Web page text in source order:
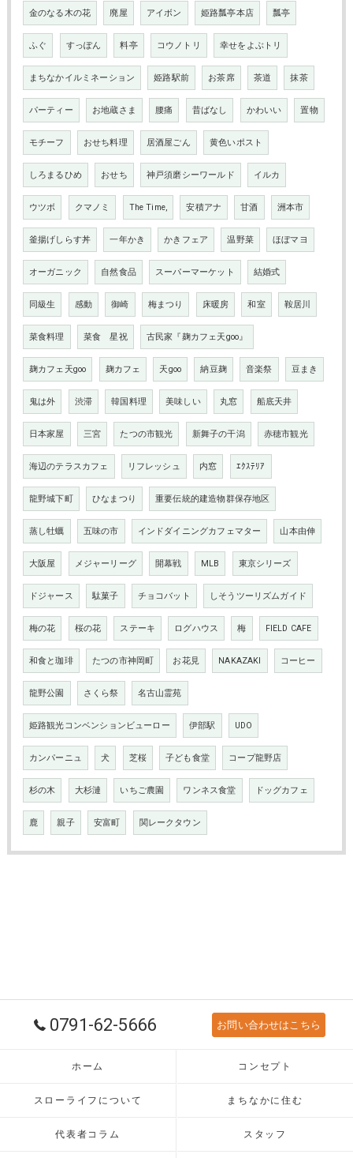
金のなる木の花 廃屋 アイボン 姫路瓢亭本店 瓢亭
ふぐ すっぽん 料亭 コウノトリ 幸せをよぶトリ
まちなかイルミネーション 姫路駅前 お茶席 茶道 抹茶
パーティー お地蔵さま 腰痛 昔ばなし かわいい 置物
モチーフ おせち料理 居酒屋ごん 黄色いポスト
しろまるひめ おせち 神戸須磨シーワールド イルカ
ウツボ クマノミ The Time, 安積アナ 甘酒 洲本市
釜揚げしらす丼 一年かき かきフェア 温野菜 ほぼマヨ
オーガニック 自然食品 スーパーマーケット 結婚式
同級生 感動 御崎 梅まつり 床暖房 和室 鞍居川
菜食料理 菜食 星祝 古民家『麹カフェ天goo』
麹カフェ天goo 麹カフェ 天goo 納豆麹 音楽祭 豆まき
鬼は外 渋滞 韓国料理 美味しい 丸窓 船底天井
日本家屋 三宮 たつの市観光 新舞子の干潟 赤穂市観光
海辺のテラスカフェ リフレッシュ 内窓 ｴｸｽﾃﾘｱ
龍野城下町 ひなまつり 重要伝統的建造物群保存地区
蒸し牡蠣 五味の市 インドダイニングカフェマター 山本由伸
大阪屋 メジャーリーグ 開幕戦 MLB 東京シリーズ
ドジャース 駄菓子 チョコバット しそうツーリズムガイド
梅の花 桜の花 ステーキ ログハウス 梅 FIELD CAFE
和食と珈琲 たつの市神岡町 お花見 NAKAZAKI コーヒー
龍野公園 さくら祭 名古山霊苑
姫路観光コンベンションビューロー 伊部駅 UDO
カンパーニュ 犬 芝桜 子ども食堂 コープ龍野店
杉の木 大杉漣 いちご農園 ワンネス食堂 ドッグカフェ
鹿 親子 安富町 関レークタウン
0791-62-5666 お問い合わせはこちら
ホーム コンセプト
スローライフについて まちなかに住む
代表者コラム スタッフ